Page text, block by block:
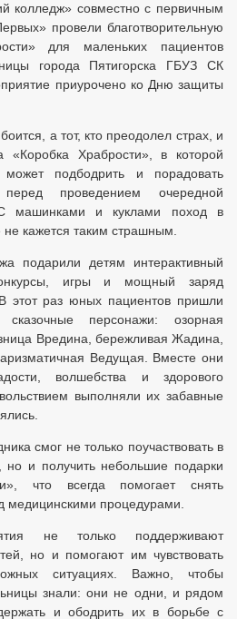
колледж» совместно с первичным
провели благотворительную
для маленьких пациентов
города Пятигорска ГБУЗ СК
приурочено ко Дню защиты
а тот, кто преодолел страх, и
«Коробка Храбрости», в которой
подбодрить и порадовать
проведением очередной
машинками и куклами поход в
кажется таким страшным.
подарили детям интерактивный
игры и мощный заряд
этот раз юных пациентов пришли
сказочные персонажи: озорная
Вредина, бережливая Жадина,
Ведущая. Вместе они
волшебства и здорового
выполняли их забавные
смог не только поучаствовать в
но и получить небольшие подарки
что всегда помогает снять
медицинскими процедурами.
не только поддерживают
но и помогают им чувствовать
ситуациях. Важно, чтобы
знали: они не одни, и рядом
и ободрить их в борьбе с